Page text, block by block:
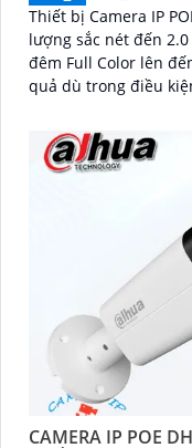
Thiết bị Camera IP
lượng sắc nét đến
đêm Full Color lên
quả dù trong điều
CAMERA IP POE